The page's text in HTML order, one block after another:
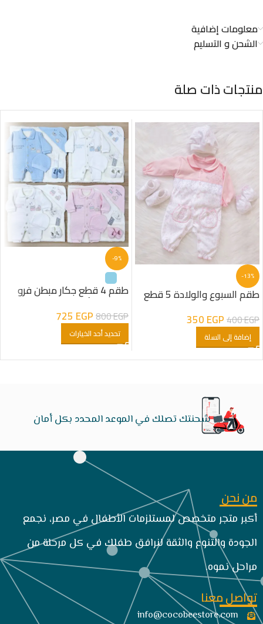
معلومات إضافية
الشحن و التسليم
منتجات ذات صلة
-13%
طقم السبوع والولادة 5 قطع
قطن شكل ارنب مطبوع
400EGP
350EGP
إضافة إلى السلة
-9%
طقم 4 قطع جكار مبطن فرو
شكل دب أولادى
800EGP
725 EGP
تحديد أحد الخيارات
شحنتك تصلك في الموعد المحدد بكل أمان
من نحن
أكبر متجر متخصص لمستلزمات الأطفال في مصر، نجمع
الجودة والتنوع والثقة لنرافق طفلك في كل مرحلة من
مراحل نموه.
تواصل معنا
info@cocobeestore.com​